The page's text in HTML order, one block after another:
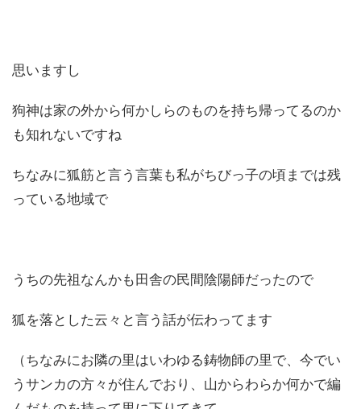
思いますし
狗神は家の外から何かしらのものを持ち帰ってるのか
も知れないですね
ちなみに狐筋と言う言葉も私がちびっ子の頃までは残
っている地域で
うちの先祖なんかも田舎の民間陰陽師だったので
狐を落とした云々と言う話が伝わってます
（ちなみにお隣の里はいわゆる鋳物師の里で、今でい
うサンカの方々が住んでおり、山からわらか何かで編